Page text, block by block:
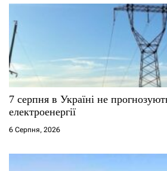
7 серпня в Україні не
електроенергії
6 Серпня, 2026